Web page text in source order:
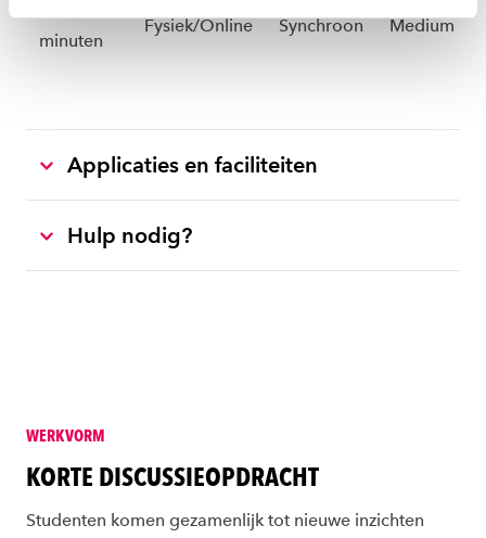
toestemming altijd wijzigen of intrekken via
minuten
Fysiek/Online Synchroon Medium
Applicaties en faciliteiten
Hulp nodig?
WERKVORM
KORTE DISCUSSIEOPDRACHT
Studenten komen gezamenlijk tot nieuwe inzichten